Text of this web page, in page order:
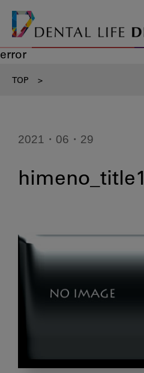
error
TOP >
2021・06・29
himeno_title1